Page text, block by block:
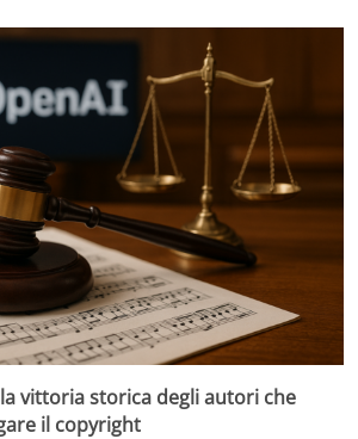
la vittoria storica degli autori che
il copyright